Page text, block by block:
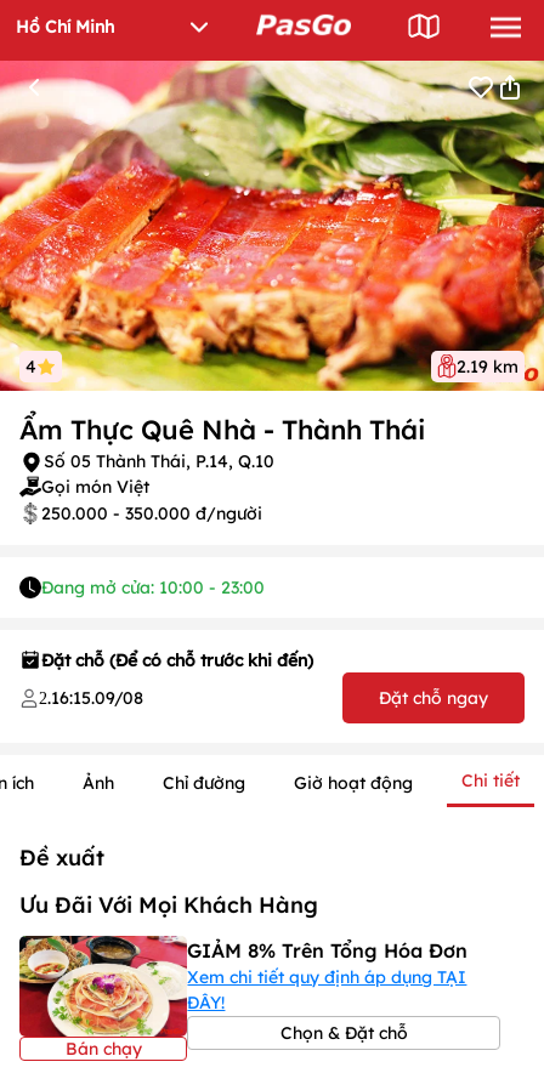
4 2.19 km
Ẩm Thực Quê Nhà - Thành Thái
Số 05 Thành Thái, P.14, Q.10
Gọi món Việt
250.000 - 350.000 đ/người
Đang mở cửa: 10:00 - 23:00
Đặt chỗ (Để có chỗ trước khi đến)
2.16:15.09/08 Đặt chỗ ngay
ích Ảnh Chỉ đường Giờ hoạt động Chi tiết
Đề xuất
Ưu Đãi Với Mọi Khách Hàng
Bán chạy
GIẢM 8% Trên Tổng Hóa Đơn
Xem chi tiết quy định áp dụng TẠI
ĐÂY!
Chọn & Đặt chỗ